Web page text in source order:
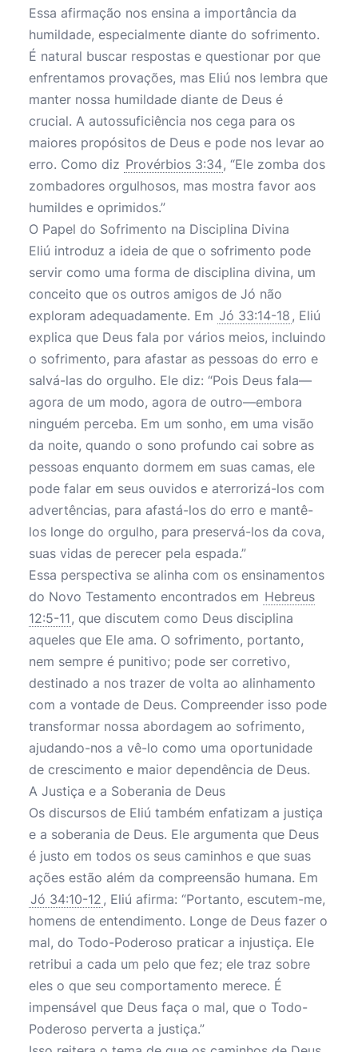
Essa afirmação nos ensina a importância da
humildade, especialmente diante do sofrimento.
É natural buscar respostas e questionar por que
enfrentamos provações, mas Eliú nos lembra que
manter nossa humildade diante de Deus é
crucial. A autossuficiência nos cega para os
maiores propósitos de Deus e pode nos levar ao
erro. Como diz Provérbios 3:34, “Ele zomba dos
zombadores orgulhosos, mas mostra favor aos
humildes e oprimidos.”
O Papel do Sofrimento na Disciplina Divina
Eliú introduz a ideia de que o sofrimento pode
servir como uma forma de disciplina divina, um
conceito que os outros amigos de Jó não
exploram adequadamente. Em Jó 33:14-18 , Eliú
explica que Deus fala por vários meios, incluindo
o sofrimento, para afastar as pessoas do erro e
salvá-las do orgulho. Ele diz: “Pois Deus fala—
agora de um modo, agora de outro—embora
ninguém perceba. Em um sonho, em uma visão
da noite, quando o sono profundo cai sobre as
pessoas enquanto dormem em suas camas, ele
pode falar em seus ouvidos e aterrorizá-los com
advertências, para afastá-los do erro e mantê-
los longe do orgulho, para preservá-los da cova,
suas vidas de perecer pela espada.”
Essa perspectiva se alinha com os ensinamentos
do Novo Testamento encontrados em Hebreus
12:5-11, que discutem como Deus disciplina
aqueles que Ele ama. O sofrimento, portanto,
nem sempre é punitivo; pode ser corretivo,
destinado a nos trazer de volta ao alinhamento
com a vontade de Deus. Compreender isso pode
transformar nossa abordagem ao sofrimento,
ajudando-nos a vê-lo como uma oportunidade
de crescimento e maior dependência de Deus.
A Justiça e a Soberania de Deus
Os discursos de Eliú também enfatizam a justiça
e a soberania de Deus. Ele argumenta que Deus
é justo em todos os seus caminhos e que suas
ações estão além da compreensão humana. Em
Jó 34:10-12 , Eliú afirma: “Portanto, escutem-me,
homens de entendimento. Longe de Deus fazer o
mal, do Todo-Poderoso praticar a injustiça. Ele
retribui a cada um pelo que fez; ele traz sobre
eles o que seu comportamento merece. É
impensável que Deus faça o mal, que o Todo-
Poderoso perverta a justiça.”